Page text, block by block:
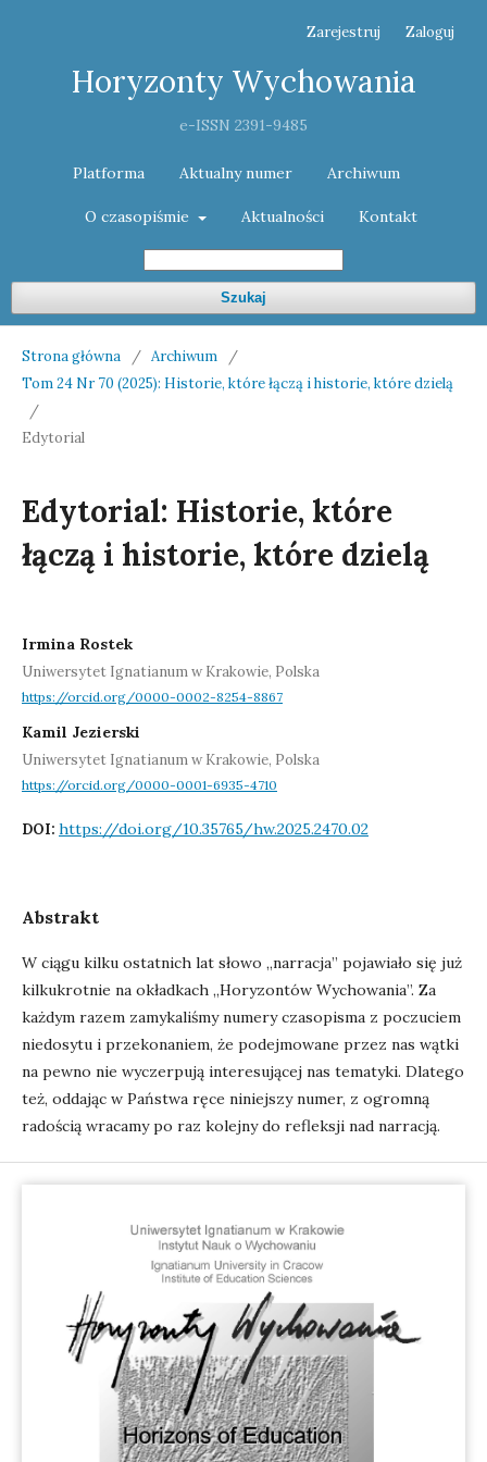
Horyzonty Wychowania
e-ISSN 2391-9485
Platforma Aktualny numer Archiwum
O czasopiśmie Aktualności Kontakt
Szukaj
Zarejestruj Zaloguj
Strona główna / Archiwum
/
Tom 24 Nr 70 (2025): Historie, które łączą i historie, które dzielą
/
Edytorial
Edytorial: Historie, które
łączą i historie, które dzielą
Irmina Rostek
Uniwersytet Ignatianum w Krakowie, Polska
https://orcid.org/0000-0002-8254-8867
Kamil Jezierski
Uniwersytet Ignatianum w Krakowie, Polska
https://orcid.org/0000-0001-6935-4710
DOI: https://doi.org/10.35765/hw.2025.2470.02
Abstrakt
W ciągu kilku ostatnich lat słowo „narracja” pojawiało się już
kilkukrotnie na okładkach „Horyzontów Wychowania”. Za
każdym razem zamykaliśmy numery czasopisma z poczuciem
niedosytu i przekonaniem, że podejmowane przez nas wątki
na pewno nie wyczerpują interesującej nas tematyki. Dlatego
też, oddając w Państwa ręce niniejszy numer, z ogromną
radością wracamy po raz kolejny do refleksji nad narracją.